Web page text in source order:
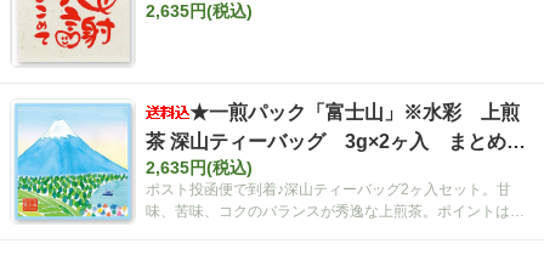
入 まとめ買いセット【ポスト投函便・送料
2,635円(税込)
★一煎パック「富士山」※水彩 上煎
茶 深山ティーバッグ 3g×2ヶ入 まとめ買
いセット【ポスト投函便・送料込み】
2,635円(税込)
ポスト投函便で到着♪深山ティーバッグ2ヶ入セット。甘
味、苦味、コクのバランスが秀逸な上煎茶。ポイントは空